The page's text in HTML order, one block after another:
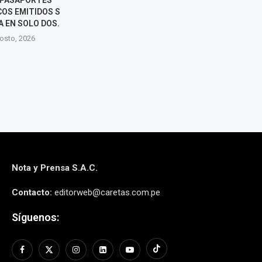
EMITIDOS SIN
SOLO DOS...
2026
Nota y Prensa S.A.C.
Contacto: editorweb@caretas.com.pe
Síguenos: